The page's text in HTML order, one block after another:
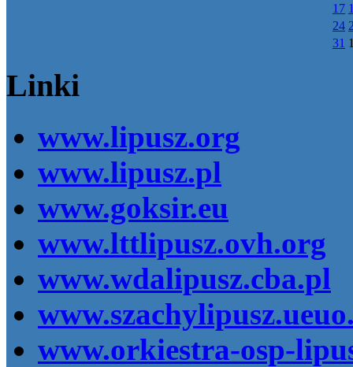
17
24
31
Linki
www.lipusz.org
www.lipusz.pl
www.goksir.eu
www.lttlipusz.ovh.org
www.wdalipusz.cba.pl
www.orkiestra-osp-